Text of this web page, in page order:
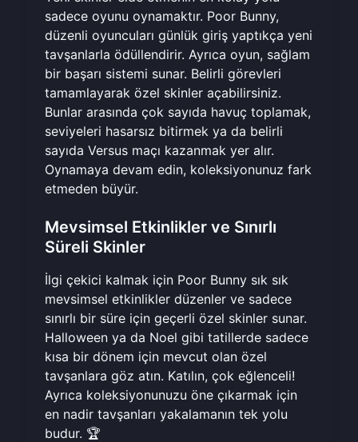
sadece oyunu oynamaktır. Poor Bunny,
düzenli oyuncuları günlük giriş yaptıkça yeni
tavşanlarla ödüllendirir. Ayrıca oyun, sağlam
bir başarı sistemi sunar. Belirli görevleri
tamamlayarak özel skinler açabilirsiniz.
Bunlar arasında çok sayıda havuç toplamak,
seviyeleri hasarsız bitirmek ya da belirli
sayıda Versus maçı kazanmak yer alır.
Oynamaya devam edin, koleksiyonunuz fark
etmeden büyür.
Mevsimsel Etkinlikler ve Sınırlı
Süreli Skinler
İlgi çekici kalmak için Poor Bunny sık sık
mevsimsel etkinlikler düzenler ve sadece
sınırlı bir süre için geçerli özel skinler sunar.
Halloween ya da Noel gibi tatillerde sadece
kısa bir dönem için mevcut olan özel
tavşanlara göz atın. Katılın, çok eğlenceli!
Ayrıca koleksiyonunuzu öne çıkarmak için
en nadir tavşanları yakalamanın tek yolu
budur. 🏆